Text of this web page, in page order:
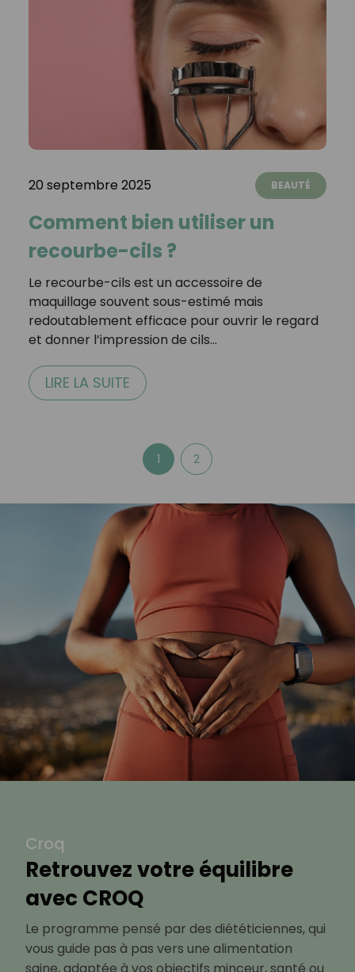
20 septembre 2025 BEAUTÉ
Comment bien utiliser un
recourbe-cils ?
Le recourbe-cils est un accessoire de
maquillage souvent sous-estimé mais
redoutablement efficace pour ouvrir le regard
et donner l’impression de cils…
LIRE LA SUITE
1 2
Croq
Retrouvez votre équilibre
avec CROQ
Le programme pensé par des diététiciennes, qui
vous guide pas à pas vers une alimentation
saine, adaptée à vos objectifs minceur, santé ou